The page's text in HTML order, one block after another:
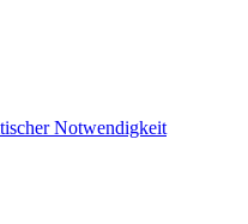
Notwendigkeit